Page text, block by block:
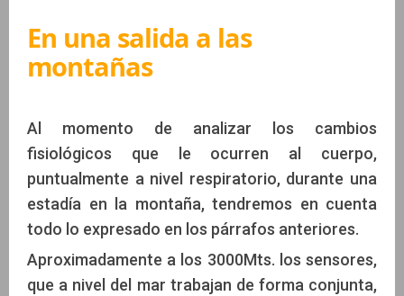
En una salida a las
montañas
Al momento de analizar los cambios
fisiológicos que le ocurren al cuerpo,
puntualmente a nivel respiratorio, durante una
estadía en la montaña, tendremos en cuenta
todo lo expresado en los párrafos anteriores.
Aproximadamente a los 3000Mts. los sensores,
que a nivel del mar trabajan de forma conjunta,